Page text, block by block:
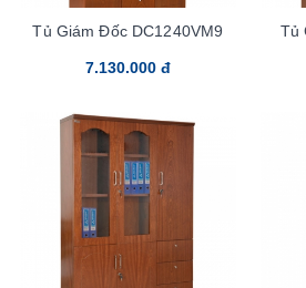
Tủ Giám Đốc DC1240VM9
7.130.000 đ
Tủ